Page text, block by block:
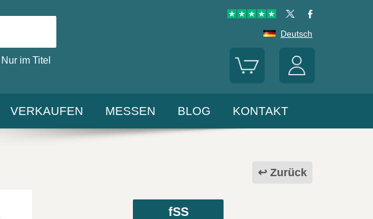
Nur im Titel
Deutsch
VERKAUFEN MESSEN BLOG KONTAKT
Zurück
fSS